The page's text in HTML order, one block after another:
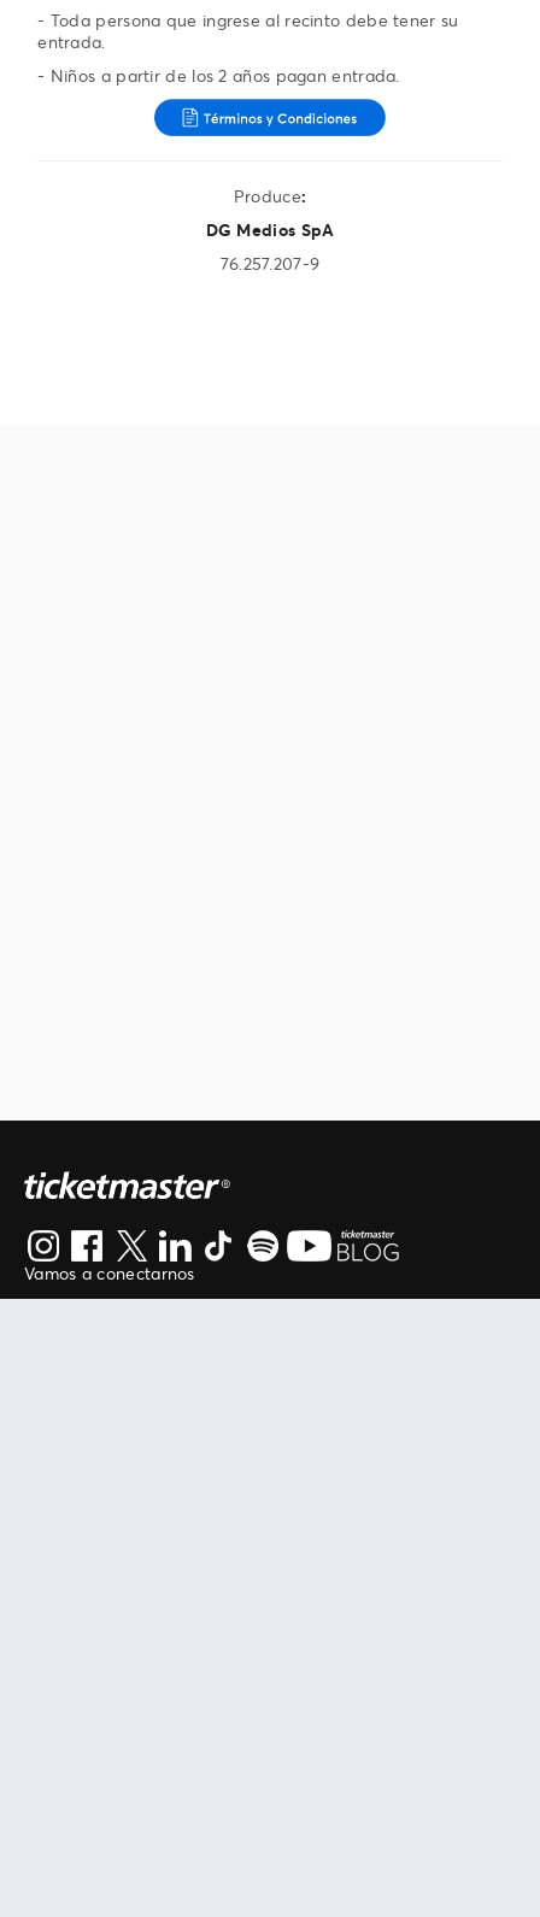
- Toda persona que ingrese al recinto debe tener su
entrada.
- Niños a partir de los 2 años pagan entrada.
Produce:
DG Medios SpA
76.257.207-9
Vamos a conectarnos